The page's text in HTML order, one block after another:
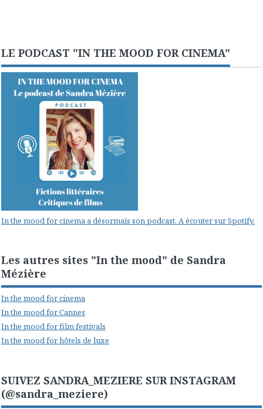
LE PODCAST "IN THE MOOD FOR CINEMA"
In the mood for cinema a désormais son podcast. A écouter sur Spotify.
Les autres sites "In the mood" de Sandra
Mézière
In the mood for cinema
In the mood for Cannes
In the mood for film festivals
In the mood for hôtels de luxe
SUIVEZ SANDRA_MEZIERE SUR INSTAGRAM
(@sandra_meziere)